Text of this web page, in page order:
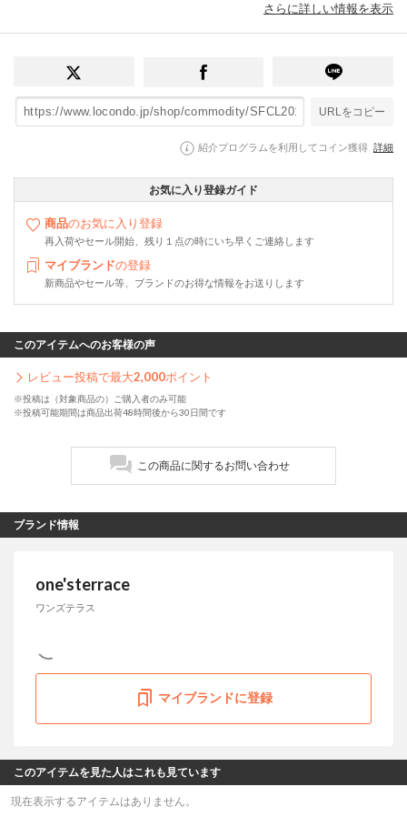
さらに詳しい情報を表示
URLをコピー
紹介プログラムを利用してコイン獲得 詳細
お気に入り登録ガイド
商品のお気に入り登録
再入荷やセール開始、残り１点の時にいち早くご連絡します
マイブランドの登録
新商品やセール等、ブランドのお得な情報をお送りします
このアイテムへのお客様の声
レビュー投稿で最大2,000ポイント
※投稿は（対象商品の）ご購入者のみ可能
※投稿可能期間は商品出荷48時間後から30日間です
この商品に関するお問い合わせ
ブランド情報
one'sterrace
ワンズテラス
マイブランドに登録
このアイテムを見た人はこれも見ています
現在表示するアイテムはありません。